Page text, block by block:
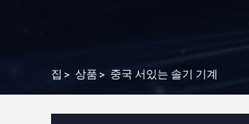
집 > 상품 > 중국 서있는 솔기 기계